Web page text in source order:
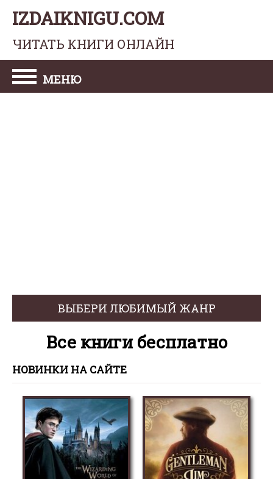
IZDAIKNIGU.COM
ЧИТАТЬ КНИГИ ОНЛАЙН
МЕНЮ
ВЫБЕРИ ЛЮБИМЫЙ ЖАНР
Все книги бесплатно
НОВИНКИ НА САЙТЕ